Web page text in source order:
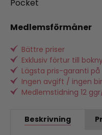
Pocket
Medlemsförmåner
Bättre priser
Exklusiv förtur till
Lägsta pris-garanti
Ingen avgift / ingen
Medlemstidning 12
Beskrivning